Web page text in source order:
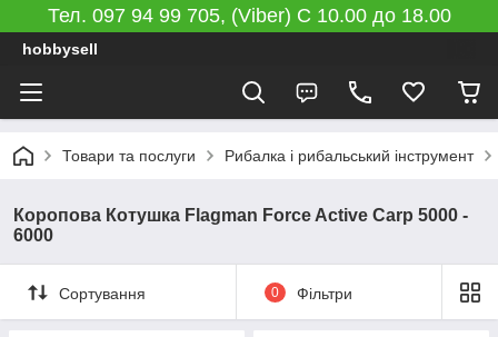
Тел. 097 94 99 705, (Viber) C 10.00 до 18.00
hobbysell
Товари та послуги Рибалка і рибальський інструмент
Коропова Котушка Flagman Force Active Carp 5000 -
6000
Сортування 0 Фільтри